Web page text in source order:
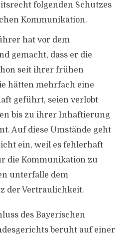
folgenden Schutzes
Kommunikation.
hat vor dem
gemacht, dass er die
seit ihrer frühen
hätten mehrfach eine
geführt, seien verlobt
bis zu ihrer Inhaftierung
Auf diese Umstände geht
ein, weil es fehlerhaft
die Kommunikation zu
unterfalle dem
der Vertraulichkeit.
des Bayerischen
beruht auf einer